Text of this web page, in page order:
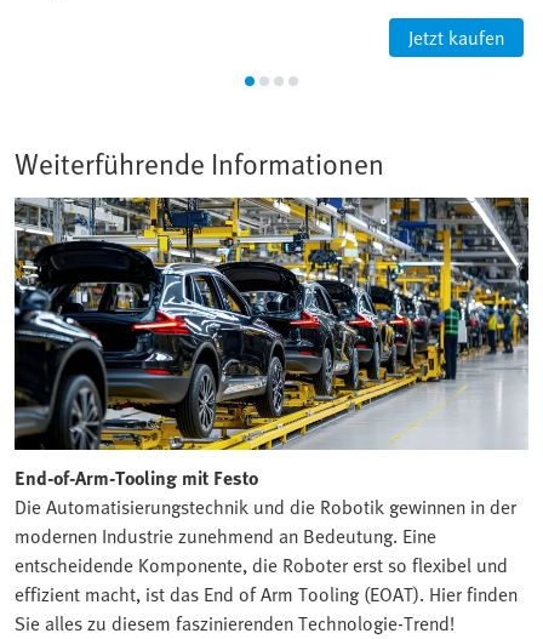
Jetzt kaufen
Weiterführende Informationen
End-of-Arm-Tooling mit Festo
Die Automatisierungstechnik und die Robotik gewinnen in der
modernen Industrie zunehmend an Bedeutung. Eine
entscheidende Komponente, die Roboter erst so flexibel und
effizient macht, ist das End of Arm Tooling (EOAT). Hier finden
Sie alles zu diesem faszinierenden Technologie-Trend!